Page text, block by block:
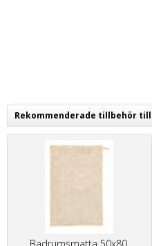
Rekommenderade tillbehör